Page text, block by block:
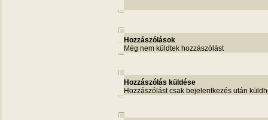
Hozzászólások
Még nem küldtek hozzászólást
Hozzászólás küldése
Hozzászólást csak bejelentkezés után